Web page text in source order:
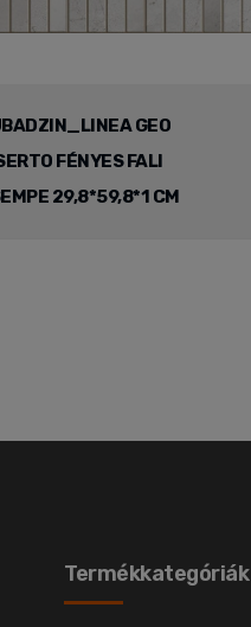
GEO
FÉNYES FALI
29,8*59,8*1 CM
Termékkategóriák